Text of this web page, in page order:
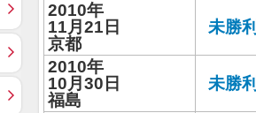
2010年
11月21日
京都
未勝利
2010年
10月30日
福島
未勝利